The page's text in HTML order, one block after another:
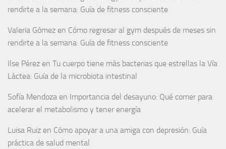
rendirte a la semana: Guía de fitness consciente
Valeria Gómez en Cómo regresar al gym después de meses sin
rendirte a la semana: Guía de fitness consciente
Ilse Pérez en Tu cuerpo tiene más bacterias que estrellas la Vía
Láctea: Guía de la microbiota intestinal
Sofía Mendoza en Importancia del desayuno: Qué comer para
acelerar el metabolismo y tener energía
Luisa Ruiz en Cómo apoyar a una amiga con depresión: Guía
práctica de salud mental